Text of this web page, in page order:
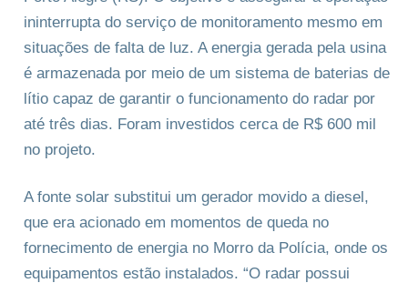
ininterrupta do serviço de monitoramento mesmo em
situações de falta de luz. A energia gerada pela usina
é armazenada por meio de um sistema de baterias de
lítio capaz de garantir o funcionamento do radar por
até três dias. Foram investidos cerca de R$ 600 mil
no projeto.
A fonte solar substitui um gerador movido a diesel,
que era acionado em momentos de queda no
fornecimento de energia no Morro da Polícia, onde os
equipamentos estão instalados. “O radar possui